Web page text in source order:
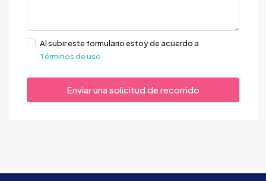
Al subir este formulario estoy de acuerdo a
Términos de uso
Enviar una solicitud de recorrido